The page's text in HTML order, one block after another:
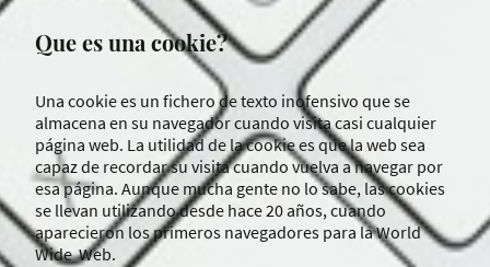
Que es una cookie?
Una cookie es un fichero de texto inofensivo que se
almacena en su navegador cuando visita casi cualquier
página web. La utilidad de la cookie es que la web sea
capaz de recordar su visita cuando vuelva a navegar por
esa página. Aunque mucha gente no lo sabe, las cookies
se llevan utilizando desde hace 20 años, cuando
aparecieron los primeros navegadores para la World
Wide Web.